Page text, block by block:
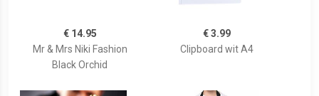
€ 14.95
Mr & Mrs Niki Fashion
Black Orchid
€ 3.99
Clipboard wit A4